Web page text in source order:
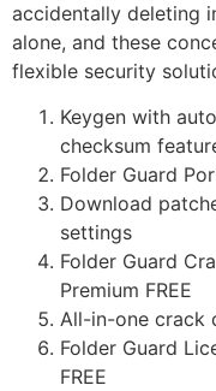
accidentally deleting
alone, and these
flexible security
Keygen with
checksum
Folder Guard
Download
settings
Folder Guard
Premium FREE
All-in-one crack
Folder Guard
FREE